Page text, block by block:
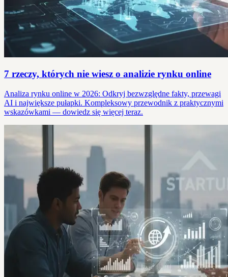
7 rzeczy, których nie wiesz o analizie rynku online
Analiza rynku online w 2026: Odkryj bezwzględne fakty, przewagi
AI i największe pułapki. Kompleksowy przewodnik z praktycznymi
wskazówkami — dowiedz się więcej teraz.